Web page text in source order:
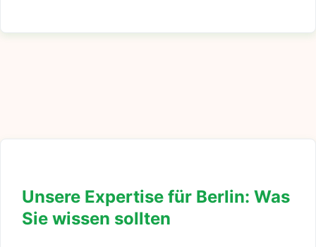
Unsere Expertise für Berlin: Was
Sie wissen sollten